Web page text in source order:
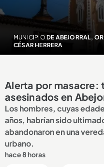
MUNICIPIO DE ABEJORRAL,
CÉSAR HERRERA
Alerta por masacre:
asesinados en
Los hombres, cuyas
años, habrían sido
abandonaron en una
urbano.
hace 8 horas